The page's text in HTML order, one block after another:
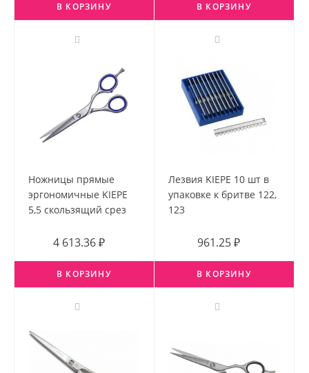
В КОРЗИНУ В КОРЗИНУ
Ножницы прямые
эргономичные KIEPE
5,5 скользящий срез
4 613.36 ₽
В КОРЗИНУ
Лезвия KIEPE 10 шт в
упаковке к бритве 122,
123
961.25 ₽
В КОРЗИНУ